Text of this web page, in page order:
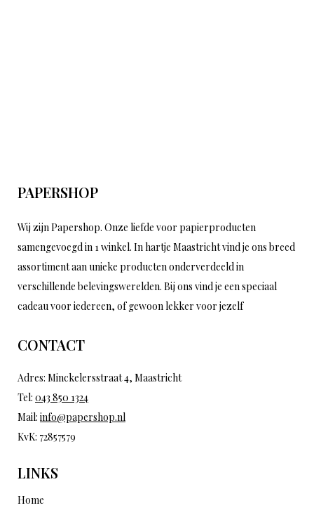
PAPERSHOP
Wij zijn Papershop. Onze liefde voor papierproducten
samengevoegd in 1 winkel. In hartje Maastricht vind je ons breed
assortiment aan unieke producten onderverdeeld in
verschillende belevingswerelden. Bij ons vind je een speciaal
cadeau voor iedereen, of gewoon lekker voor jezelf
CONTACT
Adres: Minckelersstraat 4, Maastricht
Tel: 043 850 1324
Mail: info@papershop.nl
KvK: 72857579
LINKS
Home